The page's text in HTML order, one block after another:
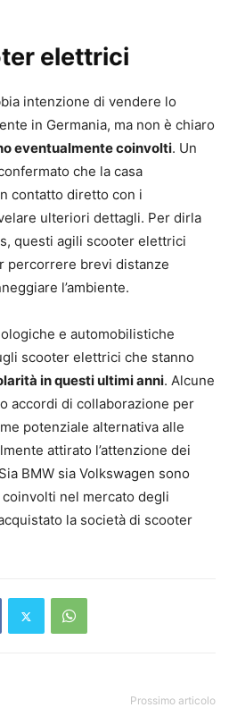
elettrici
intenzione di vendere lo
in Germania, ma non è chiaro
eventualmente coinvolti. Un
che la casa
contatto diretto con i
ulteriori dettagli. Per dirla
questi agili scooter elettrici
percorrere brevi distanze
l’ambiente.
e automobilistiche
scooter elettrici che stanno
in questi ultimi anni. Alcune
accordi di collaborazione per
potenziale alternativa alle
attirato l’attenzione dei
BMW sia Volkswagen sono
nel mercato degli
la società di scooter
Prossimo articolo